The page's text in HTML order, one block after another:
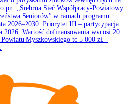
pn. „Srebrna Sieć Współpracy-Powiatowy
Seniorów” w ramach programu
2026–2030. Priorytet III – partycypacja
2026. Wartość dofinansowania wynosi 20
Powiatu Myszkowskiego to 5 000 zł. -